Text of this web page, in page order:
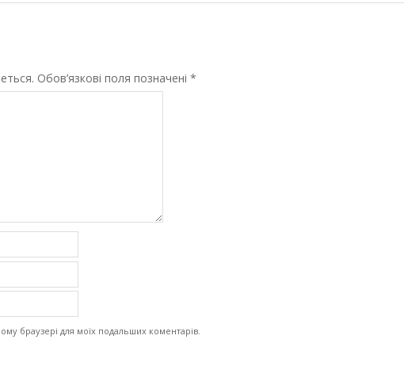
Обов’язкові поля позначені *
браузері для моїх подальших коментарів.